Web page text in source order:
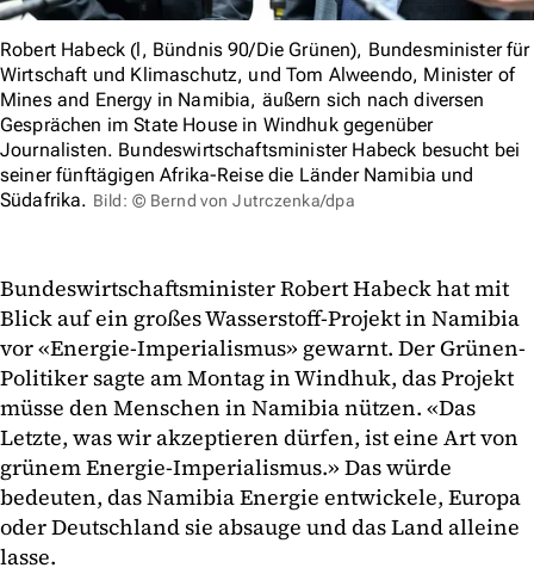
Robert Habeck (l, Bündnis 90/Die Grünen), Bundesminister für
Wirtschaft und Klimaschutz, und Tom Alweendo, Minister of
Mines and Energy in Namibia, äußern sich nach diversen
Gesprächen im State House in Windhuk gegenüber
Journalisten. Bundeswirtschaftsminister Habeck besucht bei
seiner fünftägigen Afrika-Reise die Länder Namibia und
Südafrika. Bild: © Bernd von Jutrczenka/dpa
Bundeswirtschaftsminister Robert Habeck hat mit
Blick auf ein großes Wasserstoff-Projekt in Namibia
vor «Energie-Imperialismus» gewarnt. Der Grünen-
Politiker sagte am Montag in Windhuk, das Projekt
müsse den Menschen in Namibia nützen. «Das
Letzte, was wir akzeptieren dürfen, ist eine Art von
grünem Energie-Imperialismus.» Das würde
bedeuten, das Namibia Energie entwickele, Europa
oder Deutschland sie absauge und das Land alleine
lasse.